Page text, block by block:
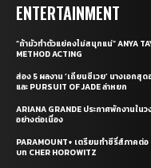
ENTERTAINMENT
“ถ้ามัวทำตัวแย่คงไม่สนุกแน่” ANYA
METHOD ACTING
ส่อง 5 ผลงาน ‘เถียนซีเวย’ นางเอกสุ
และ PURSUIT OF JADE ล่าหยก
ARIANA GRANDE ประกาศพักงานใน
อย่างต่อเนื่อง
PARAMOUNT+ เตรียมทำซีรี่ส์ภาคต่อ
บท CHER HOROWITZ